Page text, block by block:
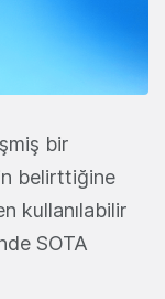
bir
belirttiğine
kullanılabilir
SOTA